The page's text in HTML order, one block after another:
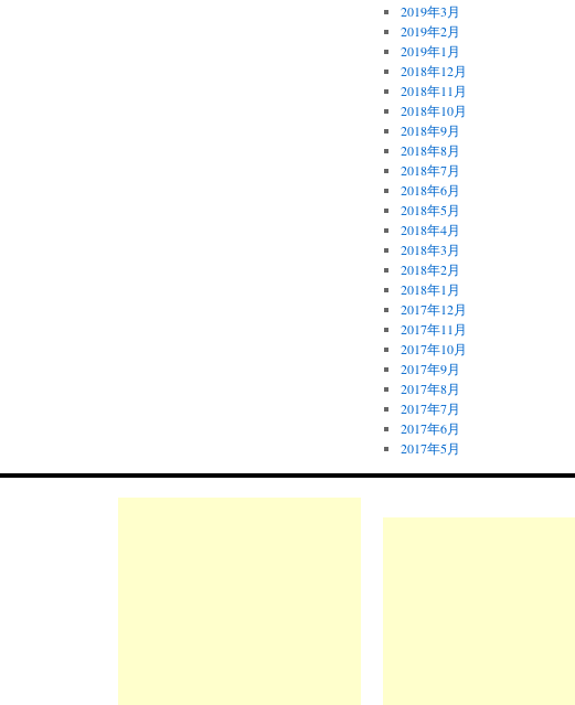
2019年3月
2019年2月
2019年1月
2018年12月
2018年11月
2018年10月
2018年9月
2018年8月
2018年7月
2018年6月
2018年5月
2018年4月
2018年3月
2018年2月
2018年1月
2017年12月
2017年11月
2017年10月
2017年9月
2017年8月
2017年7月
2017年6月
2017年5月